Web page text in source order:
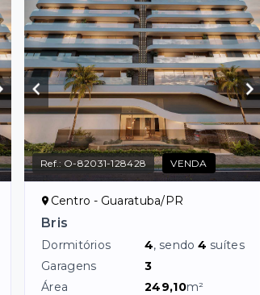
Ref.: O-82031-128428 VENDA
Centro - Guaratuba/PR
Bris
Dormitórios 4, sendo4 suítes
Garagens
3
Área
249,10m²